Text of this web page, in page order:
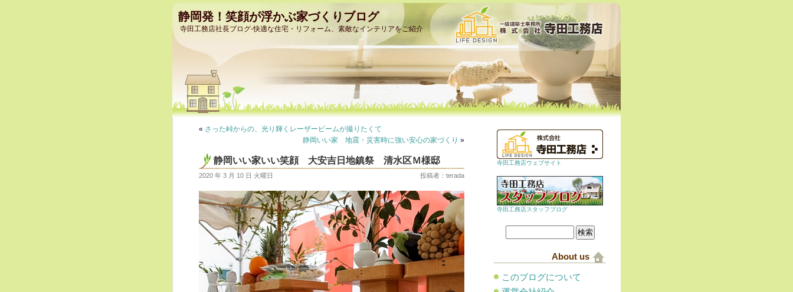
静岡発！笑顔が浮かぶ家づくりブログ
寺田工務店社長ブログ-快適な住宅・リフォーム、素敵なインテリアをご紹介
« さった峠からの、光り輝くレーザービームが撮りたくて
静岡いい家 地震・災害時に強い安心の家づくり »
静岡いい家いい笑顔 大安吉日地鎮祭 清水区Ｍ様邸
2020 年 3 月 10 日 火曜日 投稿者：terada
寺田工務店ウェブサイト
寺田工務店スタッフブログ
About us
このブログについて